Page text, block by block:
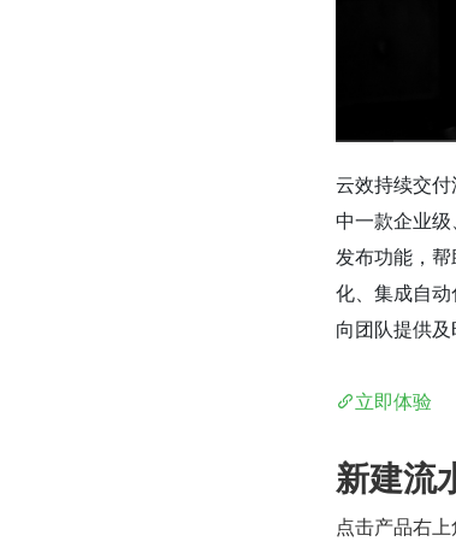
云效持续交
中一款企业
发布功能，
化、集成自
向团队提供及
立即体验
新建流
点击产品右